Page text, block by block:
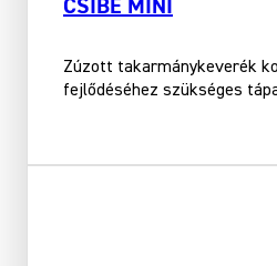
CSIBE MINI
Zúzott takarmánykeverék
fejlődéséhez szükséges